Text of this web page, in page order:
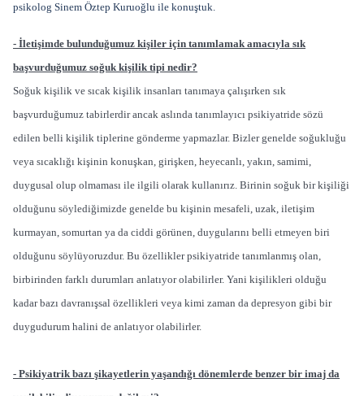
psikolog Sinem Öztep Kuruoğlu ile konuştuk.
- İletişimde bulunduğumuz kişiler için tanımlamak amacıyla sık
başvurduğumuz soğuk kişilik tipi nedir?
Soğuk kişilik ve sıcak kişilik insanları tanımaya çalışırken sık
başvurduğumuz tabirlerdir ancak aslında tanımlayıcı psikiyatride sözü
edilen belli kişilik tiplerine gönderme yapmazlar. Bizler genelde soğukluğu
veya sıcaklığı kişinin konuşkan, girişken, heyecanlı, yakın, samimi,
duygusal olup olmaması ile ilgili olarak kullanırız. Birinin soğuk bir kişiliği
olduğunu söylediğimizde genelde bu kişinin mesafeli, uzak, iletişim
kurmayan, somurtan ya da ciddi görünen, duygularını belli etmeyen biri
olduğunu söylüyoruzdur. Bu özellikler psikiyatride tanımlanmış olan,
birbirinden farklı durumları anlatıyor olabilirler. Yani kişilikleri olduğu
kadar bazı davranışsal özellikleri veya kimi zaman da depresyon gibi bir
duygudurum halini de anlatıyor olabilirler.
- Psikiyatrik bazı şikayetlerin yaşandığı dönemlerde benzer bir imaj da